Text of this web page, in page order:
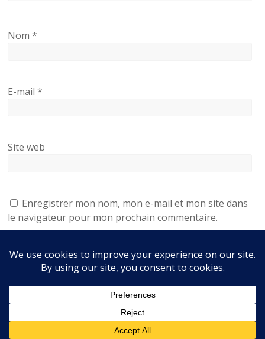
Nom*
E-mail*
Site web
Enregistrer mon nom, mon e-mail et mon site dans
le navigateur pour mon prochain commentaire.
Nos maisons
La ville de Mirambeau
Liens utiles Services
Avis
Mentions légales